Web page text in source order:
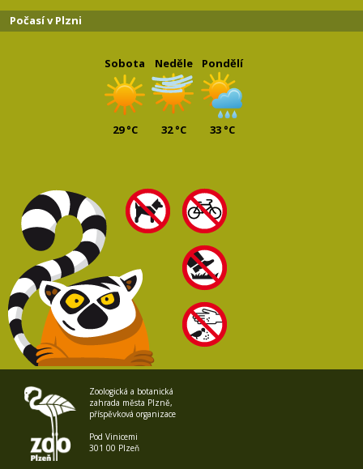
Počasí v Plzni
Sobota
29 °C
Neděle
32 °C
Pondělí
33 °C
Zoologická a botanická
zahrada města Plzně,
příspěvková organizace
Pod Vinicemi
301 00 Plzeň